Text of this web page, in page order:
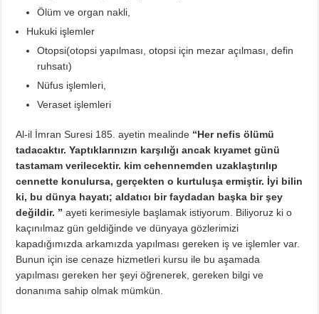
Ölüm ve organ nakli,
Hukuki işlemler
Otopsi(otopsi yapılması, otopsi için mezar açılması, defin
ruhsatı)
Nüfus işlemleri,
Veraset işlemleri
Al-il İmran Suresi 185. ayetin mealinde “Her nefis ölümü
tadacaktır. Yaptıklarınızın karşılığı ancak kıyamet günü
tastamam verilecektir. kim cehennemden uzaklaştırılıp
cennette konulursa, gerçekten o kurtuluşa ermiştir. İyi bilin
ki, bu dünya hayatı; aldatıcı bir faydadan başka bir şey
değildir. ”ayeti kerimesiyle başlamak istiyorum. Biliyoruz ki o
kaçınılmaz gün geldiğinde ve dünyaya gözlerimizi
kapadığımızda arkamızda yapılması gereken iş ve işlemler var.
Bunun için ise cenaze hizmetleri kursu ile bu aşamada
yapılması gereken her şeyi öğrenerek, gereken bilgi ve
donanıma sahip olmak mümkün.